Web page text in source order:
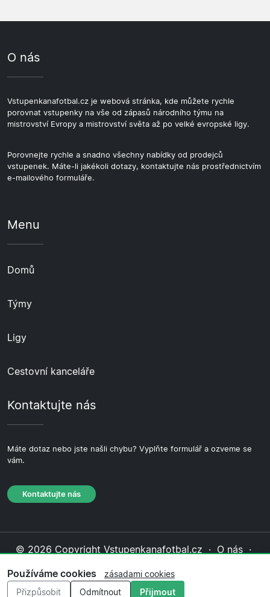
O nás
Vstupenkanafotbal.cz je webová stránka, kde můžete rychle
porovnat vstupenky na vše od zápasů národního týmu na
mistrovství Evropy a mistrovství světa až po velké evropské ligy.
Porovnejte rychle a snadno všechny nabídky od prodejců
vstupenek. Máte-li jakékoli dotazy, kontaktujte nás prostřednictvím
e-mailového formuláře.
Menu
Domů
Týmy
Ligy
Cestovní kanceláře
Kontaktujte nás
Máte dotaz nebo jste našli chybu? Vyplňte formulář a ozveme se
vám.
Kontaktujte nás
© 2026 Copyright Vstupenkanafotbal.cz · O nás ·
cookies·Redakční zásady
Používáme cookies
zásadami cookies
Přizpůsobit
Odmítnout Přijmout